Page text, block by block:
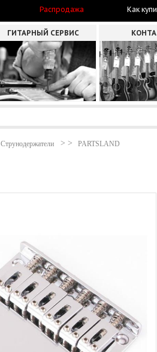
Распродажа Как
ГИТАРНЫЙ СЕРВИС
Струнодержатели PARTSLAND